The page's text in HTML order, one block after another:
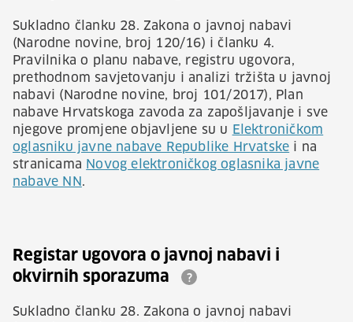
Sukladno članku 28. Zakona o javnoj nabavi
(Narodne novine, broj 120/16) i članku 4.
Pravilnika o planu nabave, registru ugovora,
prethodnom savjetovanju i analizi tržišta u javnoj
nabavi (Narodne novine, broj 101/2017), Plan
nabave Hrvatskoga zavoda za zapošljavanje i sve
njegove promjene objavljene su u
Elektroničkom
oglasniku javne nabave Republike Hrvatske i na
stranicama Novog elektroničkog oglasnika javne
nabave NN.
Registar ugovora o javnoj nabavi i
okvirnih sporazuma
?
Sukladno članku 28. Zakona o javnoj nabavi